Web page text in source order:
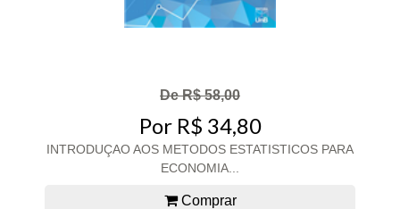
De R$ 58,00
Por R$ 34,80
INTRODUÇAO AOS METODOS ESTATISTICOS PARA
ECONOMIA...
Comprar